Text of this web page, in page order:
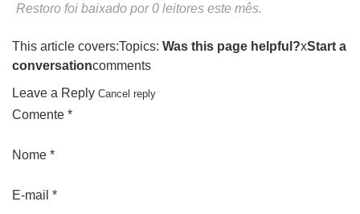
Restoro foi baixado por 0 leitores este mês.
This article covers:Topics: Was this page helpful?xStart a
conversationcomments
Leave a Reply Cancel reply
Comente *
Nome *
E-mail *